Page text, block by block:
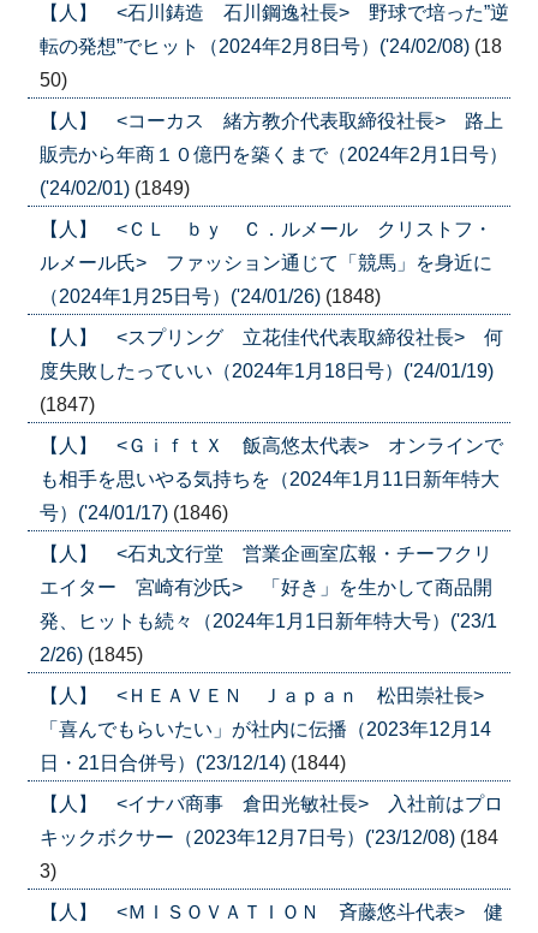
【人】 <石川鋳造 石川鋼逸社長> 野球で培った”逆
転の発想”でヒット（2024年2月8日号）('24/02/08) (18
50)
【人】 <コーカス 緒方教介代表取締役社長> 路上
販売から年商１０億円を築くまで（2024年2月1日号）
('24/02/01) (1849)
【人】 <ＣＬ ｂｙ Ｃ．ルメール クリストフ・
ルメール氏> ファッション通じて「競馬」を身近に
（2024年1月25日号）('24/01/26) (1848)
【人】 <スプリング 立花佳代代表取締役社長> 何
度失敗したっていい（2024年1月18日号）('24/01/19)
(1847)
【人】 <ＧｉｆｔＸ 飯高悠太代表> オンラインで
も相手を思いやる気持ちを（2024年1月11日新年特大
号）('24/01/17) (1846)
【人】 <石丸文行堂 営業企画室広報・チーフクリ
エイター 宮崎有沙氏> 「好き」を生かして商品開
発、ヒットも続々（2024年1月1日新年特大号）('23/1
2/26) (1845)
【人】 <ＨＥＡＶＥＮ Ｊａｐａｎ 松田崇社長>
「喜んでもらいたい」が社内に伝播（2023年12月14
日・21日合併号）('23/12/14) (1844)
【人】 <イナバ商事 倉田光敏社長> 入社前はプロ
キックボクサー（2023年12月7日号）('23/12/08) (184
3)
【人】 <ＭＩＳＯＶＡＴＩＯＮ 斉藤悠斗代表> 健